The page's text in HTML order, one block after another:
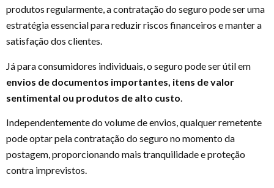
produtos regularmente, a contratação do seguro pode ser uma
estratégia essencial para reduzir riscos financeiros e manter a
satisfação dos clientes.
Já para consumidores individuais, o seguro pode ser útil em
envios de documentos importantes, itens de valor
sentimental ou produtos de alto custo
Independentemente do volume de envios, qualquer remetente
pode optar pela contratação do seguro no momento da
postagem, proporcionando mais tranquilidade e proteção
contra imprevistos.